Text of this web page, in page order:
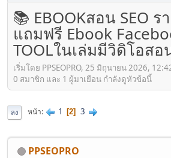
📚 EBOOKสอน SEO
แถมฟรี Ebook
TOOLในเล่มมีวิดิโอสอ
เริ่มโดย PPSEOPRO, 25 มิถุนายน 2026,
0 สมาชิก และ 1 ผู้มาเยือน กำลังดูหัวข้อนี้
ลง หน้า 1 2 3
PPSEOPRO